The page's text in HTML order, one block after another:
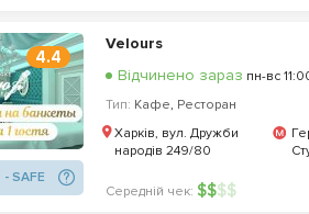
4.4
SAFE
Velours
Відчинено зараз пн-вс
Тип: Кафе, Ресторан
Харків, вул. Дружби
народів 249/80
Середній чек: $$$$